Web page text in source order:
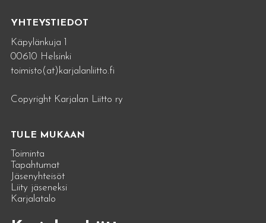
YHTEYSTIEDOT
Käpylänkuja 1
00610 Helsinki
toimisto(at)karjalanliitto.fi
Copyright Karjalan Liitto ry
TULE MUKAAN
Toiminta
Tapahtumat
Jäsenyhteisöt
Liity jäseneksi
Karjalatalo